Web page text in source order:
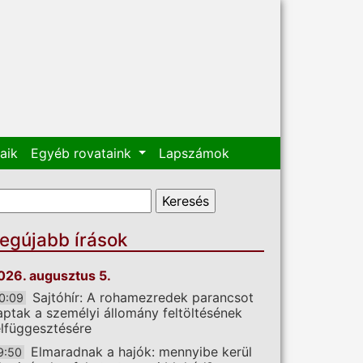
Egyéb rovataink Lapszámok
űrlap
írások
augusztus 5.
Sajtóhír: A rohamezredek parancsot
a személyi állomány feltöltésének
Elmaradnak a hajók: mennyibe kerül